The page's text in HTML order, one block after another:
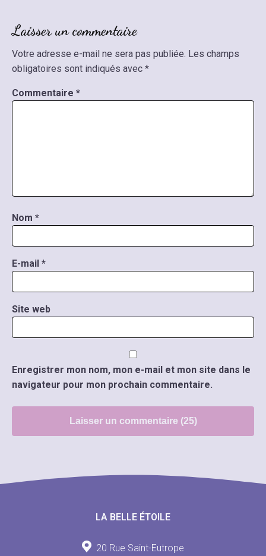
Laisser un commentaire
Votre adresse e-mail ne sera pas publiée. Les champs
obligatoires sont indiqués avec *
Commentaire *
Nom *
E-mail *
Site web
Enregistrer mon nom, mon e-mail et mon site dans le
navigateur pour mon prochain commentaire.
LA BELLE ÉTOILE
20 Rue Saint-Eutrope